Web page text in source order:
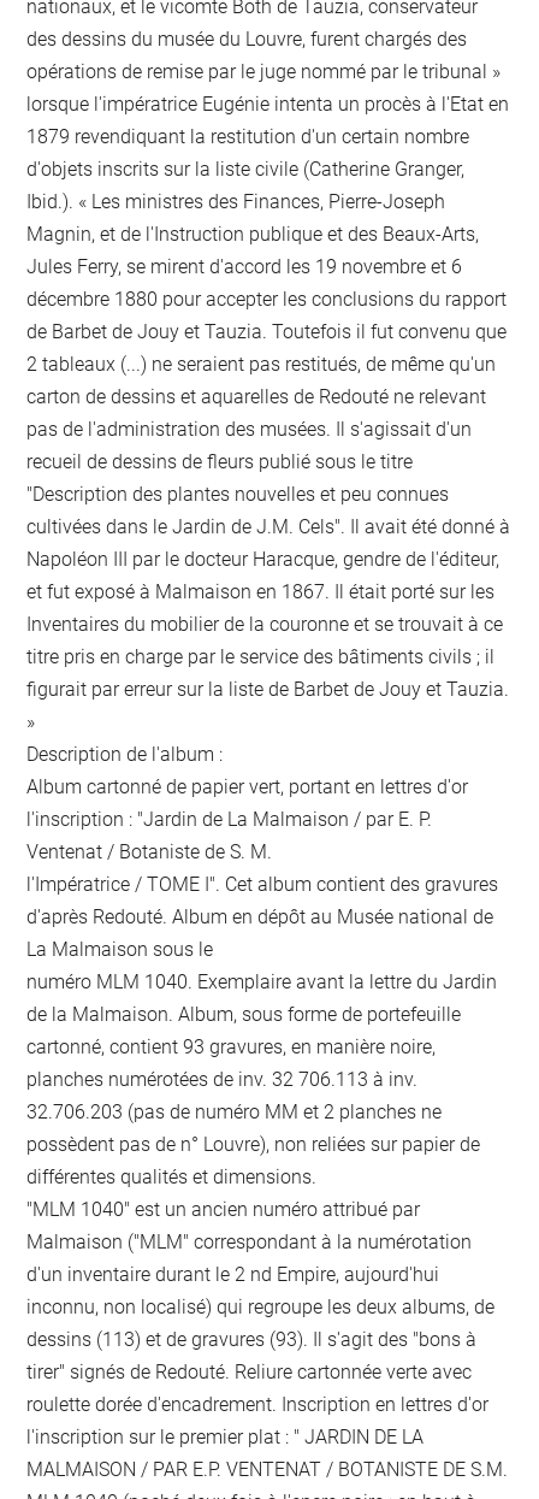
nationaux, et le vicomte Both de Tauzia, conservateur
des dessins du musée du Louvre, furent chargés des
opérations de remise par le juge nommé par le tribunal »
lorsque l'impératrice Eugénie intenta un procès à l'Etat en
1879 revendiquant la restitution d'un certain nombre
d'objets inscrits sur la liste civile (Catherine Granger,
Ibid.). « Les ministres des Finances, Pierre-Joseph
Magnin, et de l'Instruction publique et des Beaux-Arts,
Jules Ferry, se mirent d'accord les 19 novembre et 6
décembre 1880 pour accepter les conclusions du rapport
de Barbet de Jouy et Tauzia. Toutefois il fut convenu que
2 tableaux (...) ne seraient pas restitués, de même qu'un
carton de dessins et aquarelles de Redouté ne relevant
pas de l'administration des musées. Il s'agissait d'un
recueil de dessins de fleurs publié sous le titre
"Description des plantes nouvelles et peu connues
cultivées dans le Jardin de J.M. Cels". Il avait été donné à
Napoléon III par le docteur Haracque, gendre de l'éditeur,
et fut exposé à Malmaison en 1867. Il était porté sur les
Inventaires du mobilier de la couronne et se trouvait à ce
titre pris en charge par le service des bâtiments civils ; il
figurait par erreur sur la liste de Barbet de Jouy et Tauzia.
»
Description de l'album :
Album cartonné de papier vert, portant en lettres d'or
l'inscription : "Jardin de La Malmaison / par E. P.
Ventenat / Botaniste de S. M.
l'Impératrice / TOME I". Cet album contient des gravures
d'après Redouté. Album en dépôt au Musée national de
La Malmaison sous le
numéro MLM 1040. Exemplaire avant la lettre du Jardin
de la Malmaison. Album, sous forme de portefeuille
cartonné, contient 93 gravures, en manière noire,
planches numérotées de inv. 32 706.113 à inv.
32.706.203 (pas de numéro MM et 2 planches ne
possèdent pas de n° Louvre), non reliées sur papier de
différentes qualités et dimensions.
"MLM 1040" est un ancien numéro attribué par
Malmaison ("MLM" correspondant à la numérotation
d'un inventaire durant le 2 nd Empire, aujourd'hui
inconnu, non localisé) qui regroupe les deux albums, de
dessins (113) et de gravures (93). Il s'agit des "bons à
tirer" signés de Redouté. Reliure cartonnée verte avec
roulette dorée d'encadrement. Inscription en lettres d'or
l'inscription sur le premier plat : " JARDIN DE LA
MALMAISON / PAR E.P. VENTENAT / BOTANISTE DE S.M.